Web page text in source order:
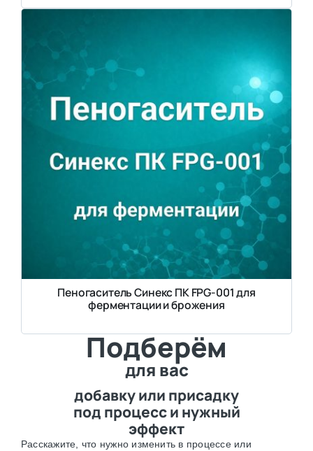
Пеногаситель Синекс ПК FPG-001 для
ферментации и брожения
Подберём
для вас
добавку или присадку
под процесс и нужный
эффект
Расскажите, что нужно изменить в процессе или